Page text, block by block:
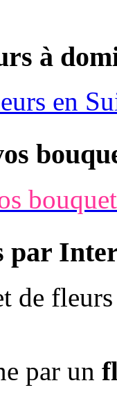
à
en
par
de
par un